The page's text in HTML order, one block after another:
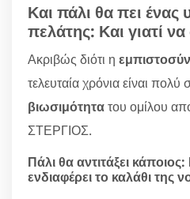
Και πάλι θα πει
πελάτης: Και γιατί
Ακριβώς διότι η
τελευταία χρόνια είναι πολύ
βιωσιμότητατου ομίλου
ΣΤΕΡΓΙΟΣ.
Πάλι θα αντιτάξει
ενδιαφέρει το καλάθι της